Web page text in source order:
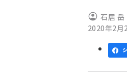
石居 岳
2020年2月